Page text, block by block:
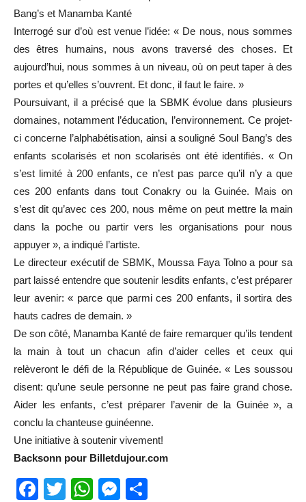
Bang’s et Manamba Kanté
Interrogé sur d’où est venue l’idée: « De nous, nous sommes
des êtres humains, nous avons traversé des choses. Et
aujourd’hui, nous sommes à un niveau, où on peut taper à des
portes et qu’elles s’ouvrent. Et donc, il faut le faire. »
Poursuivant, il a précisé que la SBMK évolue dans plusieurs
domaines, notamment l’éducation, l’environnement. Ce projet-
ci concerne l’alphabétisation, ainsi a souligné Soul Bang’s des
enfants scolarisés et non scolarisés ont été identifiés. « On
s’est limité à 200 enfants, ce n’est pas parce qu’il n’y a que
ces 200 enfants dans tout Conakry ou la Guinée. Mais on
s’est dit qu’avec ces 200, nous même on peut mettre la main
dans la poche ou partir vers les organisations pour nous
appuyer », a indiqué l’artiste.
Le directeur exécutif de SBMK, Moussa Faya Tolno a pour sa
part laissé entendre que soutenir lesdits enfants, c’est préparer
leur avenir: « parce que parmi ces 200 enfants, il sortira des
hauts cadres de demain. »
De son côté, Manamba Kanté de faire remarquer qu’ils tendent
la main à tout un chacun afin d’aider celles et ceux qui
relèveront le défi de la République de Guinée. « Les soussou
disent: qu’une seule personne ne peut pas faire grand chose.
Aider les enfants, c’est préparer l’avenir de la Guinée », a
conclu la chanteuse guinéenne.
Une initiative à soutenir vivement!
Backsonn pour Billetdujour.com
Facebook
Twitter
WhatsApp
Messenger